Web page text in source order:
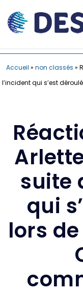
Accueil » non classés »
l’incident qui s’est
suite
qui
lors